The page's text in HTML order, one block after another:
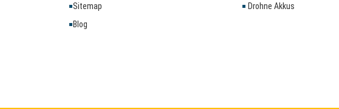
Sitemap
Blog
Drohne Akkus